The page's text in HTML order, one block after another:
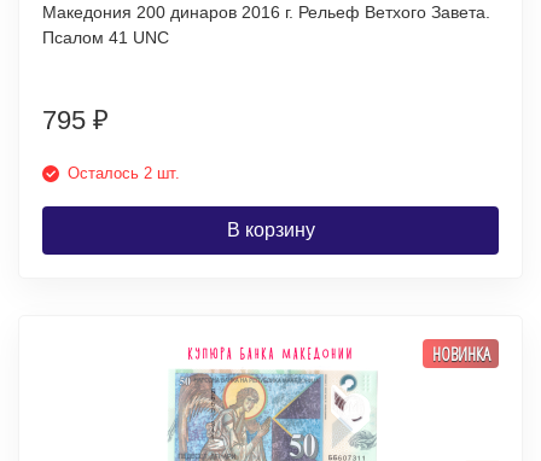
Македония 200 динаров 2016 г. Рельеф Ветхого Завета.
Псалом 41 UNC
795 ₽
Осталось 2 шт.
В корзину
НОВИНКА